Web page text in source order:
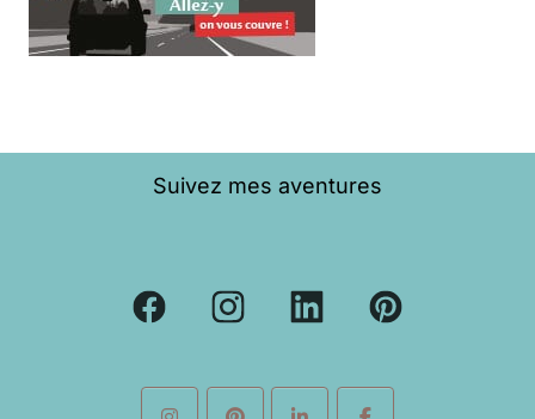
Suivez mes aventures